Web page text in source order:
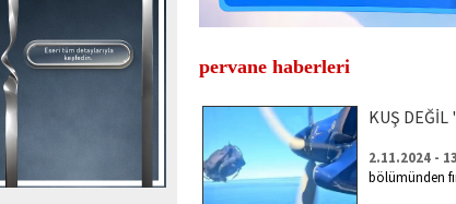
pervane haberleri
KUŞ DEĞİL
2.11.2024 -
bölümünden